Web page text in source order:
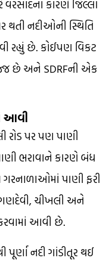
કારણે જિલ્લા
થતી નદીઓની સ્થિતિ
રહ્યું છે. કોઈપણ વિકટ
છે અને SDRFની એક
આવી
રોડ પર પણ પાણી
ભરાવાને કારણે બંધ
પાણી ફરી
ચીખલી અને
આવી છે.
પૂર્ણા નદી ગાંડીતૂર થઈ